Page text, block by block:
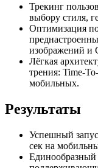
Трекинг
выбору стиля,
Оптимизация
изображений и
Лёгкая
трения: Time-
мобильных.
Результаты
Успешный
сек на
Единообразный